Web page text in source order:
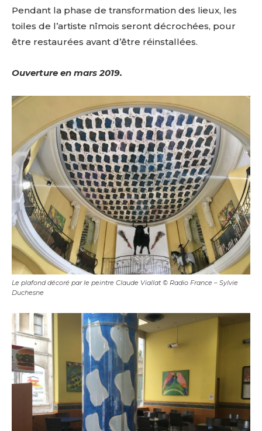
Pendant la phase de transformation des lieux, les
toiles de l’artiste nîmois seront décrochées, pour
être restaurées avant d’être réinstallées.
Ouverture en mars 2019.
Le plafond décoré par le peintre Claude Viallat © Radio France – Sylvie
Duchesne